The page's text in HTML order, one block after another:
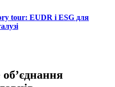
tour: EUDR і ESG для